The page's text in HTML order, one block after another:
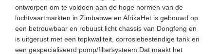
ontworpen om te voldoen aan de hoge normen van de
luchtvaartmarkten in Zimbabwe en AfrikaHet is gebouwd op
een betrouwbaar en robuust licht chassis van Dongfeng en
is uitgerust met een topkwaliteit, corrosiebestendige tank en
een gespecialiseerd pomp/filtersysteem.Dat maakt het